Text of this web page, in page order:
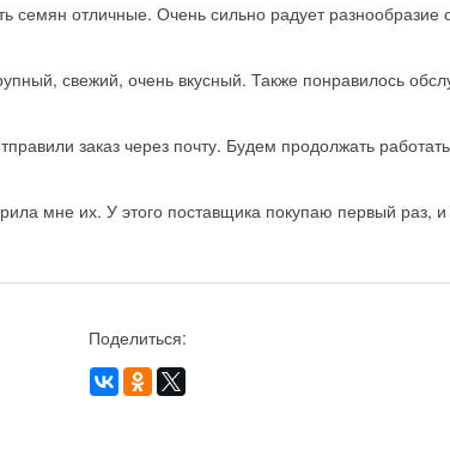
отличные. Очень сильно радует
свежий, очень вкусный. Также понравилось
заказ через почту. Будем продолжать
мне их. У этого поставщика покупаю первый раз,
Поделиться: